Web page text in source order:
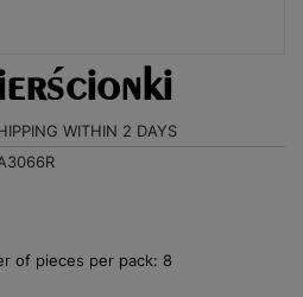
WITHIN 2 DAYS
of pieces per pack: 8